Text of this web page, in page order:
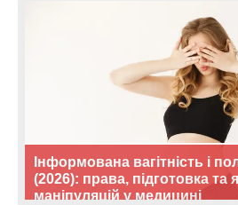
Інформована вагітність і
(2026): права, підготовка та
маніпуляцій у медицині